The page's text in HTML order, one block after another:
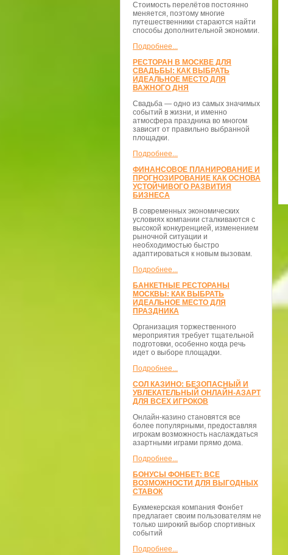
Стоимость перелётов постоянно
меняется, поэтому многие
путешественники стараются найти
способы дополнительной экономии.
Подробнее...
РЕСТОРАН В МОСКВЕ ДЛЯ
СВАДЬБЫ: КАК ВЫБРАТЬ
ИДЕАЛЬНОЕ МЕСТО ДЛЯ
ВАЖНОГО ДНЯ
Свадьба — одно из самых значимых
событий в жизни, и именно
атмосфера праздника во многом
зависит от правильно выбранной
площадки.
Подробнее...
ФИНАНСОВОЕ ПЛАНИРОВАНИЕ И
ПРОГНОЗИРОВАНИЕ КАК ОСНОВА
УСТОЙЧИВОГО РАЗВИТИЯ
БИЗНЕСА
В современных экономических
условиях компании сталкиваются с
высокой конкуренцией, изменением
рыночной ситуации и
необходимостью быстро
адаптироваться к новым вызовам.
Подробнее...
БАНКЕТНЫЕ РЕСТОРАНЫ
МОСКВЫ: КАК ВЫБРАТЬ
ИДЕАЛЬНОЕ МЕСТО ДЛЯ
ПРАЗДНИКА
Организация торжественного
мероприятия требует тщательной
подготовки, особенно когда речь
идет о выборе площадки.
Подробнее...
СОЛ КАЗИНО: БЕЗОПАСНЫЙ И
УВЛЕКАТЕЛЬНЫЙ ОНЛАЙН-АЗАРТ
ДЛЯ ВСЕХ ИГРОКОВ
Онлайн-казино становятся все
более популярными, предоставляя
игрокам возможность наслаждаться
азартными играми прямо дома.
Подробнее...
БОНУСЫ ФОНБЕТ: ВСЕ
ВОЗМОЖНОСТИ ДЛЯ ВЫГОДНЫХ
СТАВОК
Букмекерская компания Фонбет
предлагает своим пользователям не
только широкий выбор спортивных
событий
Подробнее...